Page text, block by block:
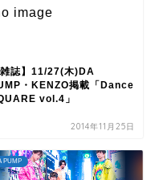
雑誌】11/27(木)DA
・KENZO掲載「Dance
vol.4」
2014年11月25日
PUMP